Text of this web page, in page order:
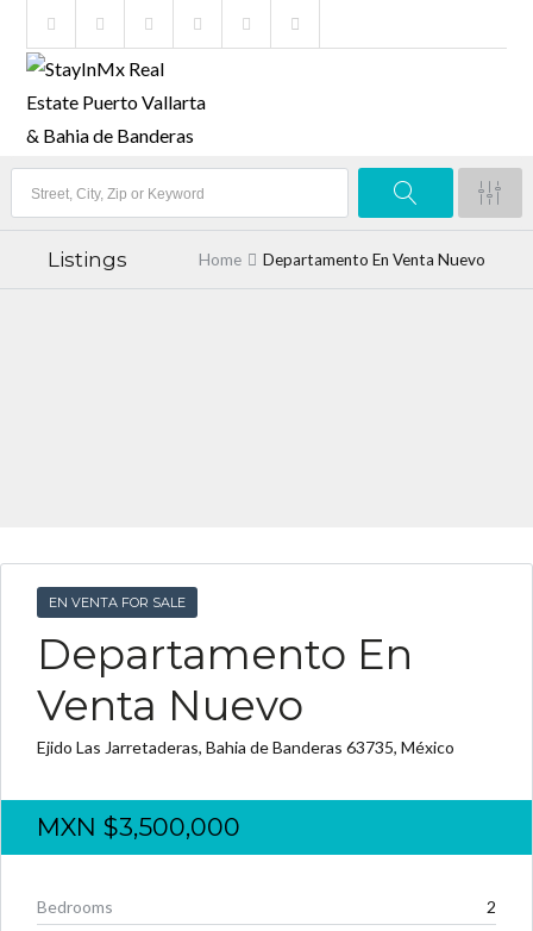
Listings Home Departamento En Venta Nuevo
EN VENTA FOR SALE
Departamento En
Venta Nuevo
Ejido Las Jarretaderas, Bahia de Banderas 63735, México
MXN $3,500,000
Bedrooms
2